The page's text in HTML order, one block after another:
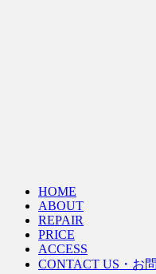
HOME
ABOUT
REPAIR
PRICE
ACCESS
CONTACT US・お